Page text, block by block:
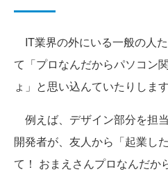
IT業界の外にいる一般の人
て「プロなんだからパソコン
ょ」と思い込んていたりします
例えば、デザイン部分を担
開発者が、友人から「起業し
て！ おまえさんプロなんだか